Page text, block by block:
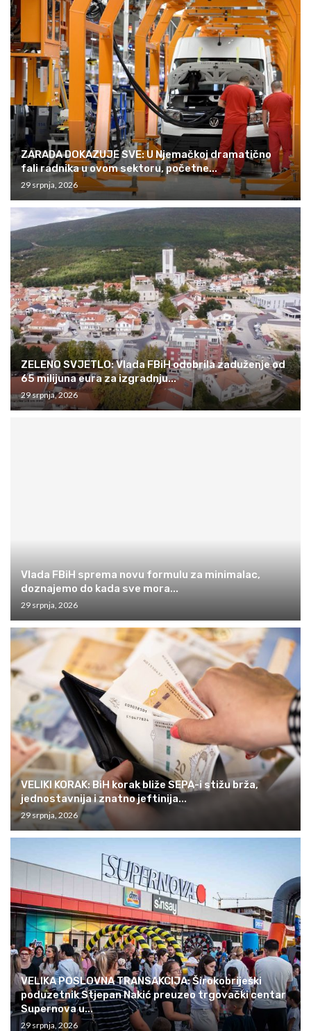
ZARADA DOKAZUJE SVE: U Njemačkoj dramatično
fali radnika u ovom sektoru, početne...
29 srpnja, 2026
ZELENO SVJETLO: Vlada FBiH odobrila zaduženje od
65 milijuna eura za izgradnju...
29 srpnja, 2026
Vlada FBiH sprema novu formulu za minimalac,
doznajemo do kada sve mora...
29 srpnja, 2026
VELIKI KORAK: BiH korak bliže SEPA-i stižu brža,
jednostavnija i znatno jeftinija...
29 srpnja, 2026
VELIKA POSLOVNA TRANSAKCIJA: Širokobriješki
poduzetnik Stjepan Nakić preuzeo trgovački centar
Supernova u...
29 srpnja, 2026